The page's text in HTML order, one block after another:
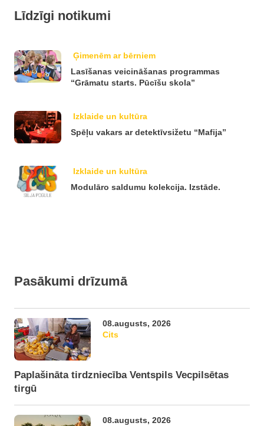
Līdzīgi notikumi
Ģimenēm ar bērniem
Lasīšanas veicināšanas programmas
“Grāmatu starts. Pūcīšu skola”
Izklaide un kultūra
Spēļu vakars ar detektīvsižetu “Mafija”
Izklaide un kultūra
Modulāro saldumu kolekcija. Izstāde.
Pasākumi drīzumā
08.augusts, 2026
Cits
Paplašināta tirdzniecība Ventspils Vecpilsētas
tirgū
08.augusts, 2026